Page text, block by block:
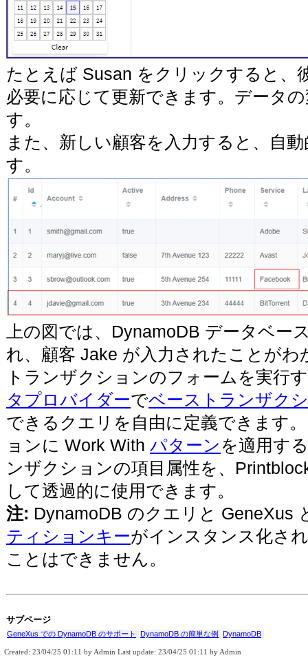
たとえば Susan をクリックすると、
必要に応じて更新できます。データ
す。
また、新しい顧客を入力すると、自
す。
上の図では、DynamoDB データベー
れ、顧客 Jake が入力されたことがわ
トランザクションのフォームを実行
タプロバイダーでベーストランザク
できるクエリを自由に定義できます
ョンに Work With パターン を適用す
ンザクションの項目属性を、
して透過的に使用できます。
注: DynamoDB のクエリと GeneXus
ティションキーがインスタンス化さ
ことはできません。
サブページ
GeneXus での DynamoDB のサポート DynamoDB の簡単な例 DynamoDB
Created: 23/04/25 01:11 by Admin Last update: 23/04/25 01:11 by Admin